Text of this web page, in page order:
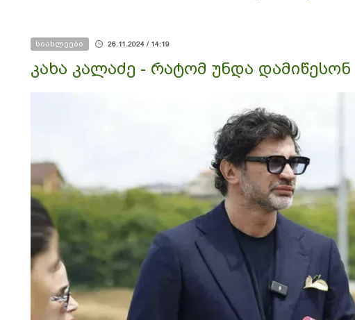
სიახლეები 26.11.2024 / 14:19
კახა კალაძე - რატომ უნდა დამიწესონ